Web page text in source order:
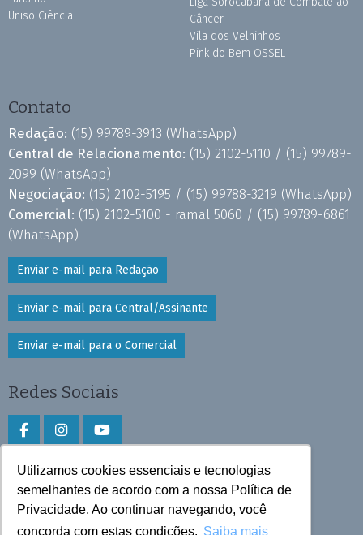
Utilizamos cookies essenciais e tecnologias
semelhantes de acordo com a nossa Política de
Privacidade. Ao continuar navegando, você
concorda com estas condições. Saiba mais
Uniso Ciência
Câncer
Vila dos Velhinhos
Pink do Bem OSSEL
Contato
Redação: (15) 99789-3913 (WhatsApp)
Central de Relacionamento: (15) 2102-5110 / (15) 99789-
2099 (WhatsApp)
Negociação: (15) 2102-5195 / (15) 99788-3219 (WhatsApp)
Comercial: (15) 2102-5100 - ramal 5060 / (15) 99789-6861
(WhatsApp)
Enviar e-mail para Redação
Enviar e-mail para Central/Assinante
Enviar e-mail para o Comercial
Redes Sociais
Faça download do aplicativo
Play Store e App Store